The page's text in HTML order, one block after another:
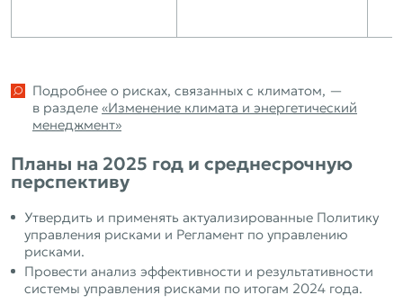
Подробнее о рисках, связанных с климатом, —
в разделе «Изменение климата и энергетический
менеджмент»
Планы на 2025 год и среднесрочную
перспективу
Утвердить и применять актуализированные Политику
управления рисками и Регламент по управлению
рисками.
Провести анализ эффективности и результативности
системы управления рисками по итогам 2024 года.